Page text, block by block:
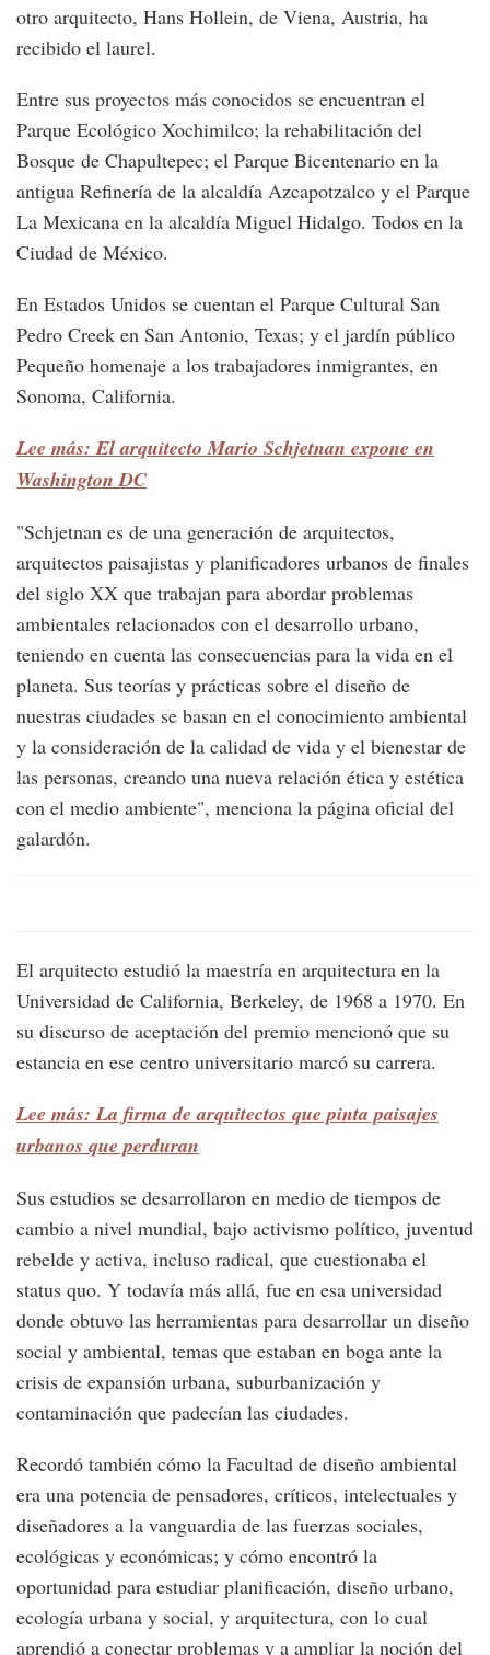
otro arquitecto, Hans Hollein, de Viena, Austria, ha
recibido el laurel.
Entre sus proyectos más conocidos se encuentran el
Parque Ecológico Xochimilco; la rehabilitación del
Bosque de Chapultepec; el Parque Bicentenario en la
antigua Refinería de la alcaldía Azcapotzalco y el Parque
La Mexicana en la alcaldía Miguel Hidalgo. Todos en la
Ciudad de México.
En Estados Unidos se cuentan el Parque Cultural San
Pedro Creek en San Antonio, Texas; y el jardín público
Pequeño homenaje a los trabajadores inmigrantes, en
Sonoma, California.
Lee más: El arquitecto Mario Schjetnan expone en
Washington DC
"Schjetnan es de una generación de arquitectos,
arquitectos paisajistas y planificadores urbanos de finales
del siglo XX que trabajan para abordar problemas
ambientales relacionados con el desarrollo urbano,
teniendo en cuenta las consecuencias para la vida en el
planeta. Sus teorías y prácticas sobre el diseño de
nuestras ciudades se basan en el conocimiento ambiental
y la consideración de la calidad de vida y el bienestar de
las personas, creando una nueva relación ética y estética
con el medio ambiente", menciona la página oficial del
galardón.
El arquitecto estudió la maestría en arquitectura en la
Universidad de California, Berkeley, de 1968 a 1970. En
su discurso de aceptación del premio mencionó que su
estancia en ese centro universitario marcó su carrera.
Lee más: La firma de arquitectos que pinta paisajes
urbanos que perduran
Sus estudios se desarrollaron en medio de tiempos de
cambio a nivel mundial, bajo activismo político, juventud
rebelde y activa, incluso radical, que cuestionaba el
status quo. Y todavía más allá, fue en esa universidad
donde obtuvo las herramientas para desarrollar un diseño
social y ambiental, temas que estaban en boga ante la
crisis de expansión urbana, suburbanización y
contaminación que padecían las ciudades.
Recordó también cómo la Facultad de diseño ambiental
era una potencia de pensadores, críticos, intelectuales y
diseñadores a la vanguardia de las fuerzas sociales,
ecológicas y económicas; y cómo encontró la
oportunidad para estudiar planificación, diseño urbano,
ecología urbana y social, y arquitectura, con lo cual
aprendió a conectar problemas y a ampliar la noción del